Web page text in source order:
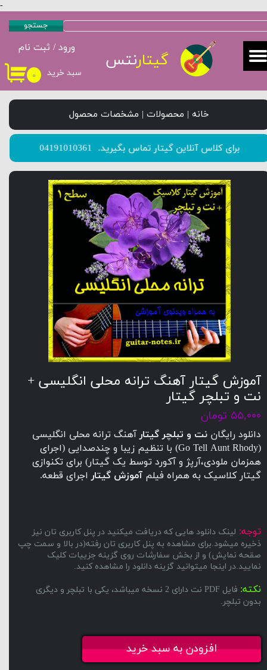
-
۰ سبد خرید
ورود / ثبت نام
حساب کاربری من
تغییر گذر واژه
خروج از حساب کاربری
گیتارنتس
جستجو
خانه | محصولات | مشخصات محصول
​​​​​​​برای کلاس آنلاین گیتار تماس بگیرید. 04191010361
آموزش گیتار آهنگ ترانه محلی انگلیسی +
نت و تبلچر گیتار
۵۵,۰۰۰ تومان
دانلود رایگان نت و تبلچر گیتار آهنگ ترانه محلی انگلیسی
(Go Tell Aunt Rhody) با تنظیم زیبا و چندصدایی (اجرای
همزمان ملودی،آرپژ و آکورد توسط یک گیتار) برای تکنوازی
گیتار کلاسیک به همراه فیلم آموزش گیتار اجرای قطعه.
توجه: لینک دانلود هایی که دریافت میکنید در پنل کاربری تان نیز
ذخیره میشود.برای مشاهده به پنل کاربری تان رفته(در بالا و سمت چپ
صقحه نمایش) و از بخش سفارشات روی گزینه جزییات کلیک
نمایید.در اینجا میتوانید گزینه دانلود را مشاهده کنید.
نکته:
فایل PDF نت دارای 2 نسخه میباشد، یکی با تبلچر و دیگری
بدون تبلچر.
افزودن به سبد خرید